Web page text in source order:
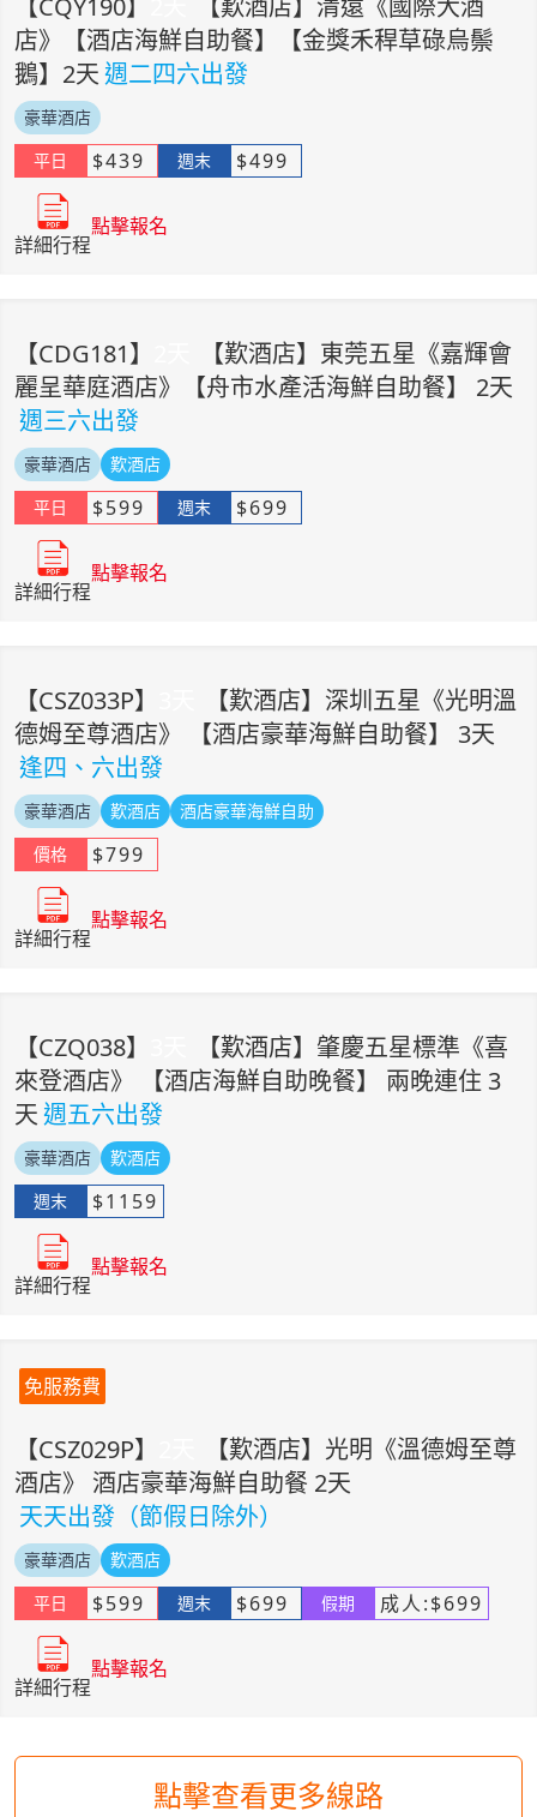
【CQY190】
【歎酒店】清遠《國際大酒
店》【酒店海鮮自助餐】【金獎禾稈草碌烏鬃
鵝】2天週二四六出發
豪華酒店
平日
$439 週末 $499
詳細行程
點擊報名
【CDG181】
【歎酒店】東莞五星《嘉輝會
麗呈華庭酒店》【舟市水產活海鮮自助餐】 2天
週三六出發
豪華酒店
歎酒店
平日
$599 週末 $699
詳細行程
點擊報名
【CSZ033P】
【歎酒店】深圳五星《光明溫
德姆至尊酒店》 【酒店豪華海鮮自助餐】 3天
逢四、六出發
豪華酒店 歎酒店
酒店豪華海鮮自助
價格
$799
詳細行程
點擊報名
【CZQ038】
【歎酒店】肇慶五星標準《喜
來登酒店》 【酒店海鮮自助晚餐】 兩晚連住 3
天週五六出發
豪華酒店
歎酒店
週末
$1159
詳細行程
點擊報名
免服務費
【CSZ029P】
【歎酒店】光明《溫德姆至尊
酒店》 酒店豪華海鮮自助餐 2天
天天出發（節假日除外）
豪華酒店
歎酒店
平日
$599 週末 $699 假期 成人:$699
詳細行程
點擊報名
點擊查看更多線路